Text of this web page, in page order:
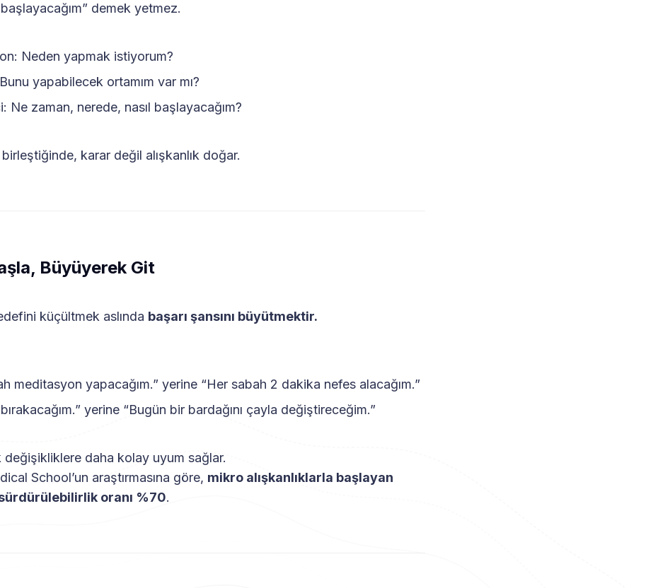
demek yetmez.
Neden yapmak istiyorum?
yapabilecek ortamım var mı?
Ne zaman, nerede, nasıl başlayacağım?
karar değil alışkanlık doğar.
Büyüyerek Git
küçültmek aslında başarı şansını büyütmektir.
meditasyon yapacağım.” yerine “Her sabah 2 dakika nefes alacağım.”
yerine “Bugün bir bardağını çayla değiştireceğim.”
değişikliklere daha kolay uyum sağlar.
School’un araştırmasına göre, mikro alışkanlıklarla başlayan
oranı %70.